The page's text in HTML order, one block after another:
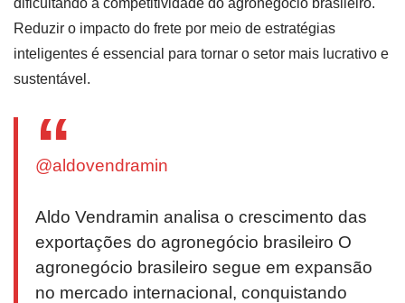
dificultando a competitividade do agronegócio brasileiro.
Reduzir o impacto do frete por meio de estratégias
inteligentes é essencial para tornar o setor mais lucrativo e
sustentável.
@aldovendramin
Aldo Vendramin analisa o crescimento das
exportações do agronegócio brasileiro O
agronegócio brasileiro segue em expansão
no mercado internacional, conquistando